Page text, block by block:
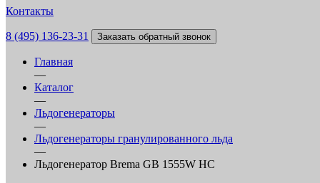
Контакты
8 (495) 136-23-31 Заказать обратный звонок
Главная
—
Каталог
—
Льдогенераторы
—
Льдогенераторы гранулированного льда
—
Льдогенератор Brema GB 1555W HC